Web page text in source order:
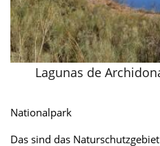
Lagunas de
Nationalpark
Das sind das